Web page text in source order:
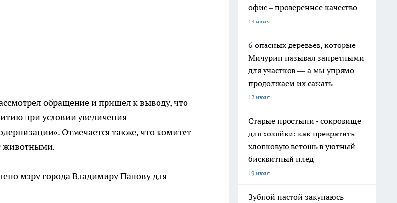
обращение и пришел к выводу, что
при условии увеличения
Отмечается также, что комитет
животными.
мэру города Владимиру Панову для
офис – проверенное качество
13 июля
6 опасных деревьев, которые
Мичурин называл запретными
для участков — а мы упрямо
продолжаем их сажать
12 июля
Старые простыни - сокровище
для хозяйки: как превратить
хлопковую ветошь в уютный
бисквитный плед
19 июля
Зубной пастой закупаюсь